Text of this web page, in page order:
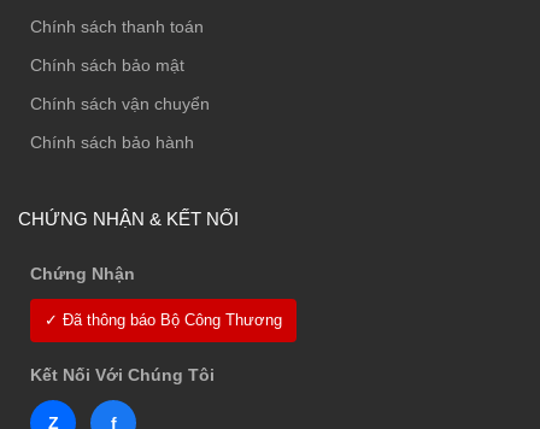
Chính sách thanh toán
Chính sách bảo mật
Chính sách vận chuyển
Chính sách bảo hành
CHỨNG NHẬN & KẾT NỐI
Chứng Nhận
✓ Đã thông báo Bộ Công Thương
Kết Nối Với Chúng Tôi
Z f